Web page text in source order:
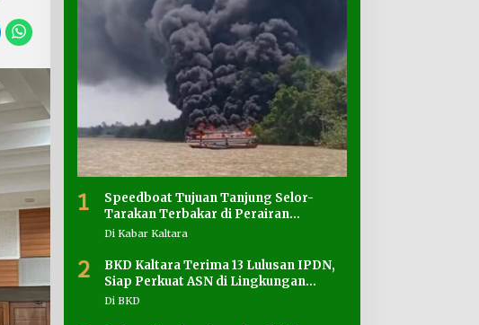
1
Speedboat Tujuan Tanjung Selor-
Tarakan Terbakar di Perairan
Salimbatu
Di Kabar Kaltara
2
BKD Kaltara Terima 13 Lulusan IPDN,
Siap Perkuat ASN di Lingkungan
Pemprov
Di BKD